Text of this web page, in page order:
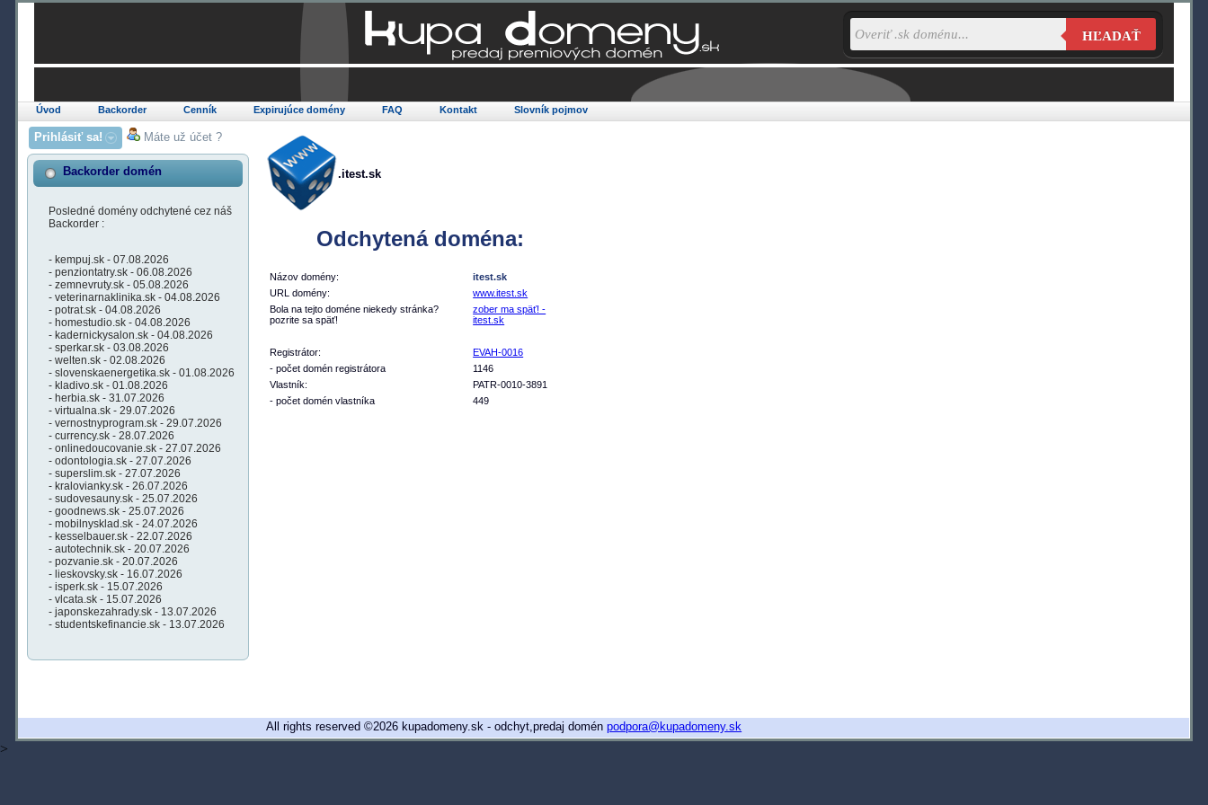
Úvod Backorder Cenník Expirujúce domény FAQ Kontakt Slovník pojmov
HĽADAŤ
Prihlásiť sa! Máte už účet ?
Backorder domén
Posledné domény odchytené cez náš
Backorder :
- kempuj.sk - 07.08.2026
- penziontatry.sk - 06.08.2026
- zemnevruty.sk - 05.08.2026
- veterinarnaklinika.sk - 04.08.2026
- potrat.sk - 04.08.2026
- homestudio.sk - 04.08.2026
- kadernickysalon.sk - 04.08.2026
- sperkar.sk - 03.08.2026
- welten.sk - 02.08.2026
- slovenskaenergetika.sk - 01.08.2026
- kladivo.sk - 01.08.2026
- herbia.sk - 31.07.2026
- virtualna.sk - 29.07.2026
- vernostnyprogram.sk - 29.07.2026
- currency.sk - 28.07.2026
- onlinedoucovanie.sk - 27.07.2026
- odontologia.sk - 27.07.2026
- superslim.sk - 27.07.2026
- kralovianky.sk - 26.07.2026
- sudovesauny.sk - 25.07.2026
- goodnews.sk - 25.07.2026
- mobilnysklad.sk - 24.07.2026
- kesselbauer.sk - 22.07.2026
- autotechnik.sk - 20.07.2026
- pozvanie.sk - 20.07.2026
- lieskovsky.sk - 16.07.2026
- isperk.sk - 15.07.2026
- vlcata.sk - 15.07.2026
- japonskezahrady.sk - 13.07.2026
- studentskefinancie.sk - 13.07.2026
.itest.sk
Odchytená doména:
Názov domény:
itest.sk
URL domény:
www.itest.sk
Bola na tejto doméne niekedy stránka?
pozrite sa späť!
zober ma späť! -
itest.sk
Registrátor:
EVAH-0016
- počet domén registrátora
1146
Vlastník:
PATR-0010-3891
- počet domén vlastníka
449
All rights reserved ©2026 kupadomeny.sk - odchyt,predaj doménpodpora@kupadomeny.sk
>